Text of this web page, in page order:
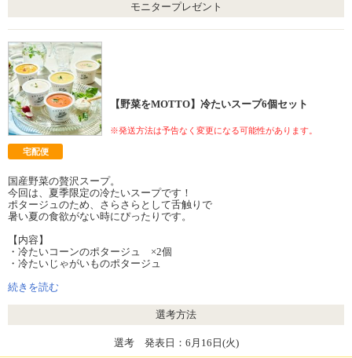
モニタープレゼント
【野菜をMOTTO】冷たいスープ6個セット
※発送方法は予告なく変更になる可能性があります。
宅配便
国産野菜の贅沢スープ。
今回は、夏季限定の冷たいスープです！
ポタージュのため、さらさらとして舌触りで
暑い夏の食欲がない時にぴったりです。
【内容】
・冷たいコーンのポタージュ ×2個
・冷たいじゃがいものポタージュ
・冷たいかぼちゃのポタージュ
続きを読む
選考方法
選考 発表日：6月16日(火)